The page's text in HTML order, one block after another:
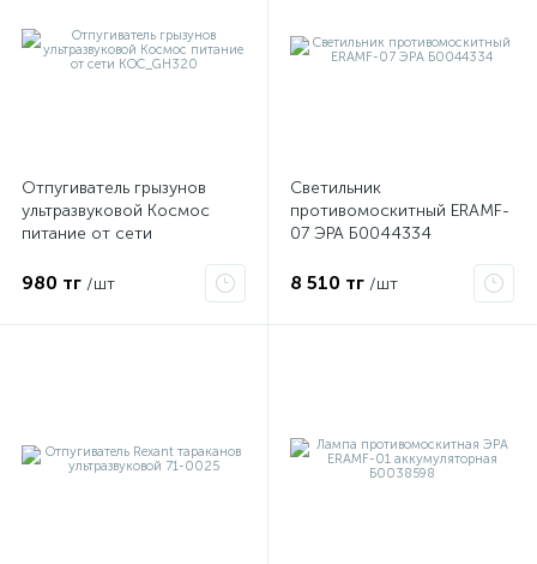
Отпугиватель грызунов
ультразвуковой Космос
питание от сети
980 тг /шт
Светильник
противомоскитный ERAMF-
07 ЭРА Б0044334
8 510 тг /шт